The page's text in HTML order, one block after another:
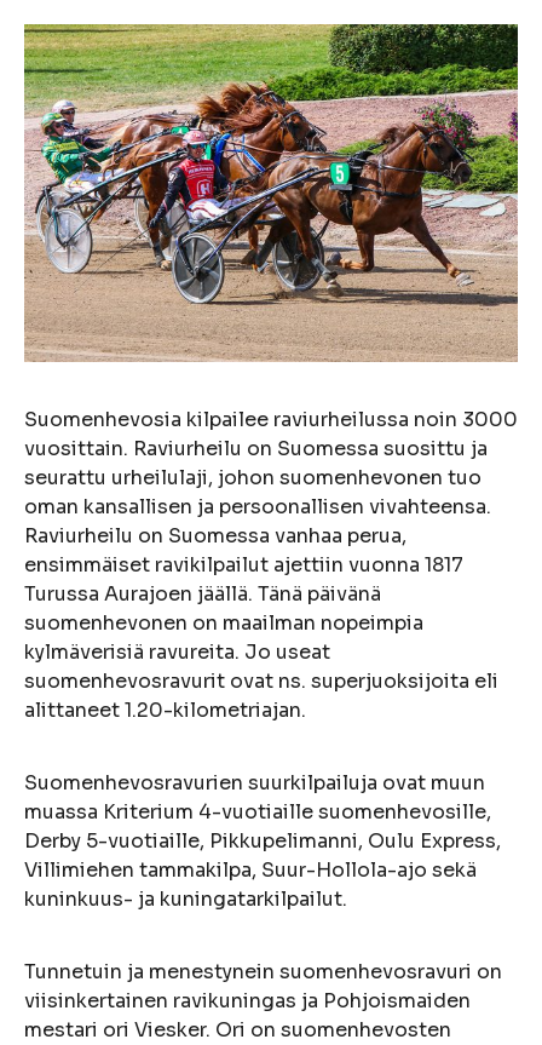
Suomenhevosia kilpailee raviurheilussa noin 3000
vuosittain. Raviurheilu on Suomessa suosittu ja
seurattu urheilulaji, johon suomenhevonen tuo
oman kansallisen ja persoonallisen vivahteensa.
Raviurheilu on Suomessa vanhaa perua,
ensimmäiset ravikilpailut ajettiin vuonna 1817
Turussa Aurajoen jäällä. Tänä päivänä
suomenhevonen on maailman nopeimpia
kylmäverisiä ravureita. Jo useat
suomenhevosravurit ovat ns. superjuoksijoita eli
alittaneet 1.20-kilometriajan.
Suomenhevosravurien suurkilpailuja ovat muun
muassa Kriterium 4-vuotiaille suomenhevosille,
Derby 5-vuotiaille, Pikkupelimanni, Oulu Express,
Villimiehen tammakilpa, Suur-Hollola-ajo sekä
kuninkuus- ja kuningatarkilpailut.
Tunnetuin ja menestynein suomenhevosravuri on
viisinkertainen ravikuningas ja Pohjoismaiden
mestari ori Viesker. Ori on suomenhevosten